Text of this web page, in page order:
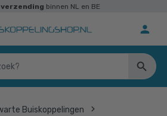
binnen NL en BE
Buiskoppelingen